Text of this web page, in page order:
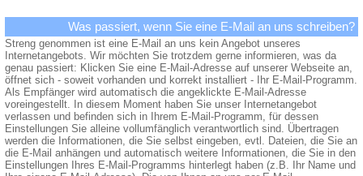
Was passiert, wenn Sie eine E-Mail an uns schreiben?
Streng genommen ist eine E-Mail an uns kein Angebot unseres
Internetangebots. Wir möchten Sie trotzdem gerne informieren, was da
genau passiert: Klicken Sie eine E-Mail-Adresse auf unserer Webseite an,
öffnet sich - soweit vorhanden und korrekt installiert - Ihr E-Mail-Programm.
Als Empfänger wird automatisch die angeklickte E-Mail-Adresse
voreingestellt. In diesem Moment haben Sie unser Internetangebot
verlassen und befinden sich in Ihrem E-Mail-Programm, für dessen
Einstellungen Sie alleine vollumfänglich verantwortlich sind. Übertragen
werden die Informationen, die Sie selbst eingeben, evtl. Dateien, die Sie an
die E-Mail anhängen und automatisch weitere Informationen, die Sie in den
Einstellungen Ihres E-Mail-Programms hinterlegt haben (z.B. Ihr Name und